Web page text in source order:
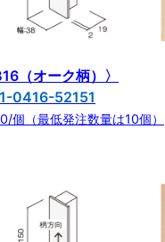
（オーク柄）〉
0416-52151
個（最低発注数量は10個）